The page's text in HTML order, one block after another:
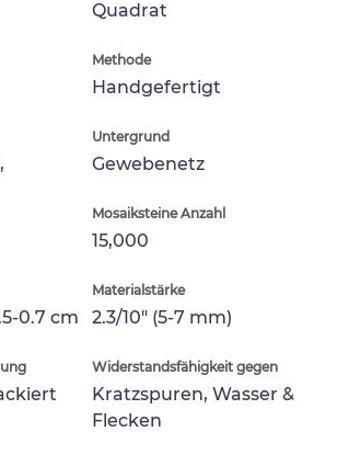
Quadrat
Methode
Handgefertigt
Untergrund
Gewebenetz
Mosaiksteine Anzahl
15,000
0.7 cm
Materialstärke
2.3/10" (5-7 mm)
Widerstandsfähigkeit gegen
Kratzspuren, Wasser &
Flecken